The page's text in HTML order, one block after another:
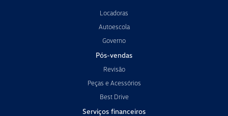
Locadoras
Autoescola
Governo
Pós-vendas
Revisão
Peças e Acessórios
Best Drive
Serviços financeiros